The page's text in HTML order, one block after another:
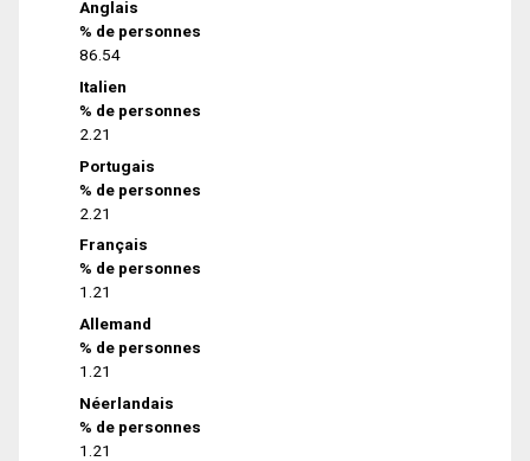
Anglais
% de personnes
86.54
Italien
% de personnes
2.21
Portugais
% de personnes
2.21
Français
% de personnes
1.21
Allemand
% de personnes
1.21
Néerlandais
% de personnes
1.21